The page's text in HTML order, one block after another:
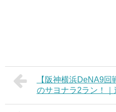
【阪神横浜DeNA9
のサヨナラ2ラン！｜